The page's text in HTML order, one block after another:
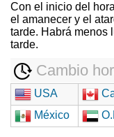
Con el inicio del
el amanecer y el
tarde. Habrá menos
tarde.
Cambio
USA
México